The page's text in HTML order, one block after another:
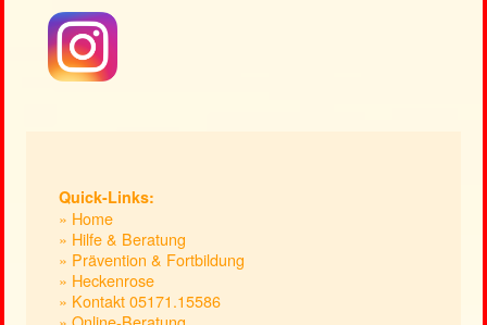
Quick-Links:
» Home
» Hilfe & Beratung
» Prävention & Fortbildung
» Heckenrose
» Kontakt 05171.15586